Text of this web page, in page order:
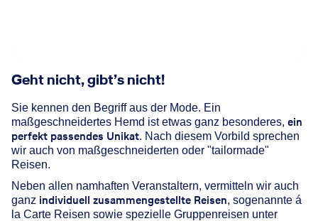
Geht nicht, gibt’s nicht!
Sie kennen den Begriff aus der Mode. Ein
maßgeschneidertes Hemd ist etwas ganz besonderes, ein
perfekt passendes Unikat. Nach diesem Vorbild sprechen
wir auch von maßgeschneiderten oder "tailormade"
Reisen.
Neben allen namhaften Veranstaltern, vermitteln wir auch
ganz individuell zusammengestellte Reisen, sogenannte á
la Carte Reisen sowie spezielle Gruppenreisen unter